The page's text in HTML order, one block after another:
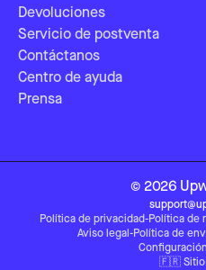
Devoluciones
Servicio de postventa
Contáctanos
Centro de ayuda
Prensa
© 2026
Política de privacidad-Política de
Aviso legal -Política de
🇫🇷